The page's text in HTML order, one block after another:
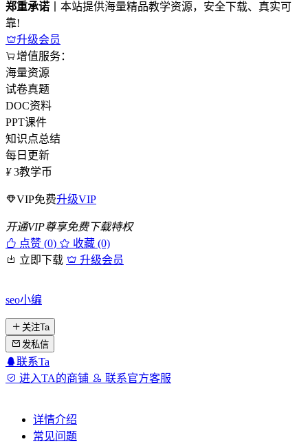
郑重承诺 丨本站提供海量精品教学资源，安全下载、真实可
靠!
升级会员
增值服务：
海量资源
试卷真题
DOC资料
PPT课件
知识点总结
每日更新
¥ 3教学币
VIP免费升级VIP
开通VIP尊享免费下载特权
点赞 (0)
收藏 (0)
立即下载
升级会员
seo小编
关注Ta
发私信
联系Ta
进入TA的商铺
联系官方客服
详情介绍
常见问题